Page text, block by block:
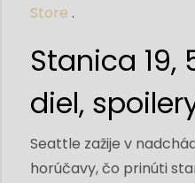
Store .
Stanica 19,
diel,
Seattle zažije v
horúčavy, čo prinúti